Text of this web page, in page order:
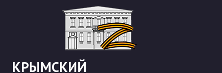
КРЫМСКИЙ